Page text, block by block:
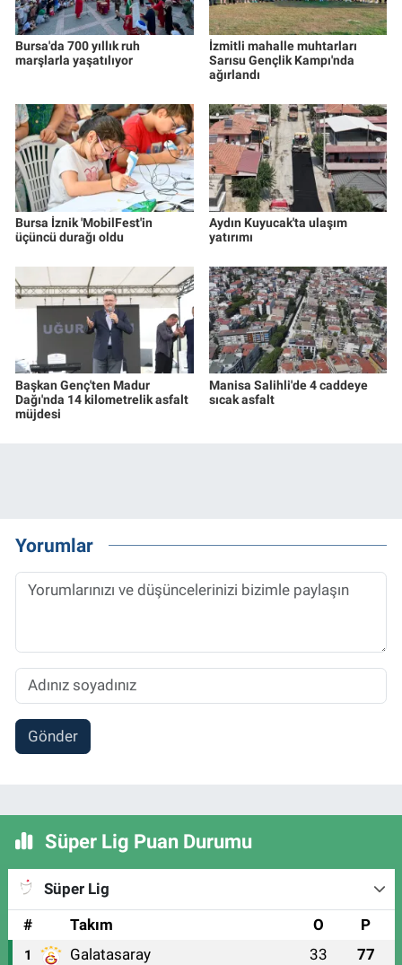
Bursa'da 700 yıllık ruh
marşlarla yaşatılıyor
İzmitli mahalle muhtarları
Sarısu Gençlik Kampı'nda
ağırlandı
Bursa İznik 'MobilFest'in
üçüncü durağı oldu
Aydın Kuyucak'ta ulaşım
yatırımı
Başkan Genç'ten Madur
Dağı'nda 14 kilometrelik asfalt
müjdesi
Manisa Salihli'de 4 caddeye
sıcak asfalt
Yorumlar
Gönder
Süper Lig Puan Durumu
Süper Lig
#
Takım O P
1 Galatasaray 33 77